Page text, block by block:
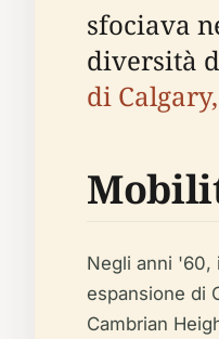
sfociava
diversità
di
Negli anni '60,
espansione di
Cambrian